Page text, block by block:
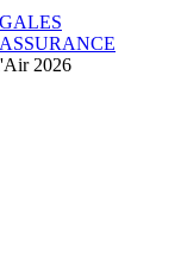
ASSURANCE
2026